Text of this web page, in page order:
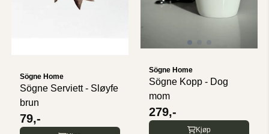
Sögne Home
Sögne Serviett - Sløyfe
brun
79,-
Sögne Home
Sögne Kopp - Dog
mom
279,-
Kjøp